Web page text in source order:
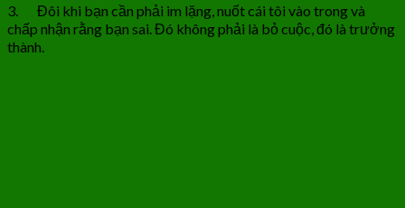
3. Đôi khi bạn cần phải im lặng, nuốt cái tôi vào trong và
chấp nhận rằng bạn sai. Đó không phải là bỏ cuộc, đó là trưởng
thành.